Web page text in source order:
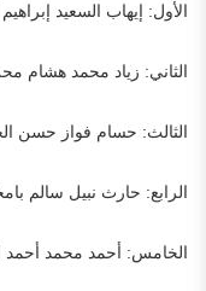
الأول: إيهاب السعيد
الثاني: زياد محمد هشام
الثالث: حسام فواز حسن
الرابع: حارث نبيل سالم
الخامس: أحمد محمد أحمد